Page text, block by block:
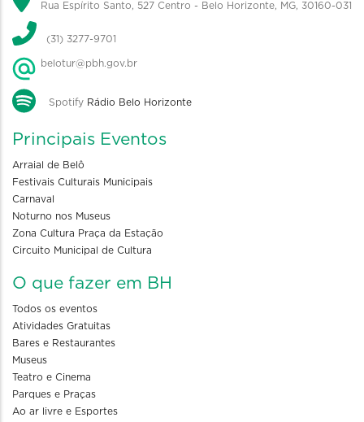
Rua Espírito Santo, 527 Centro - Belo Horizonte, MG, 30160-031
(31) 3277-9701
belotur@pbh.gov.br
Spotify Rádio Belo Horizonte
Principais Eventos
Arraial de Belô
Festivais Culturais Municipais
Carnaval
Noturno nos Museus
Zona Cultura Praça da Estação
Circuito Municipal de Cultura
O que fazer em BH
Todos os eventos
Atividades Gratuitas
Bares e Restaurantes
Museus
Teatro e Cinema
Parques e Praças
Ao ar livre e Esportes